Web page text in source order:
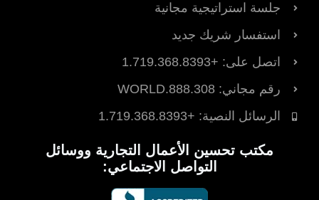
جلسة استراتيجية مجانية
استفسار شريك جديد
اتصل على: +1.719.368.8393
رقم مجاني: 888.308.WORLD
الرسائل النصية: +1.719.368.8393
مكتب تحسين الأعمال التجارية ووسائل
التواصل الاجتماعي: